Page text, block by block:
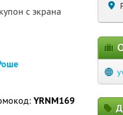
с экрана
YRNM169